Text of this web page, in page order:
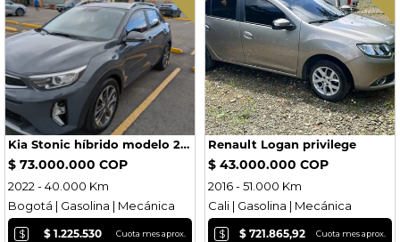
Kia Stonic híbrido modelo 2022
$ 73.000.000 COP
2022 - 40.000 Km
Bogotá | Gasolina | Mecánica
$ $ 1.225.530 Cuota mes aprox.
Renault Logan privilege
$ 43.000.000 COP
2016 - 51.000 Km
Cali | Gasolina | Mecánica
$ $ 721.865,92 Cuota mes aprox.